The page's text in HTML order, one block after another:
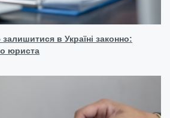
в Україні законно:
юриста